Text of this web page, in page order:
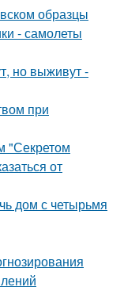
образцы
- самолеты
но выживут -
при
"Секретом
от
дом с четырьмя